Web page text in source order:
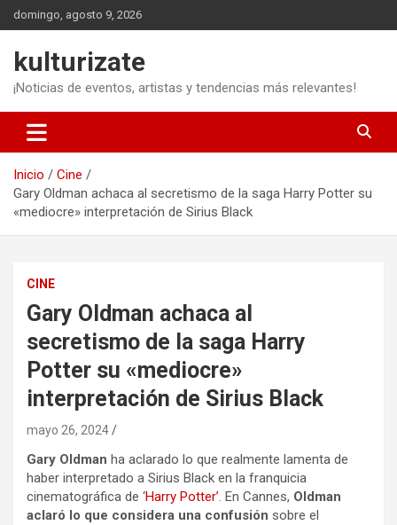
Saltar
al
domingo, agosto 9, 2026
kulturizate
¡Noticias de eventos, artistas y tendencias más relevantes!
Inicio
Cine
Gary Oldman achaca al secretismo de la saga Harry Potter su
«mediocre» interpretación de Sirius Black
CINE
Gary Oldman achaca al
secretismo de la saga Harry
Potter su «mediocre»
interpretación de Sirius Black
mayo 26, 2024
Gary Oldman ha aclarado lo que realmente lamenta de
haber interpretado a Sirius Black en la franquicia
cinematográfica de ‘Harry Potter’. En Cannes, Oldman
aclaró lo que considera una confusión sobre el